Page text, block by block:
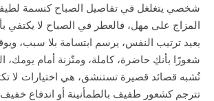
شخصي يتغلغل في تفاصيل الصباح كنسمة
المزاج على مهل، فالعطر في الصباح لا يكتفي
يعيد ترتيب النفس، يرسم ابتسامة بلا سبب،
شعورًا بأنكِ حاضرة، كاملة، ومتّزنة أمام يومك،
تُشبه قصائد قصيرة تستنشق، هي اختيارات لا
تترجم كشعور طفيف بالطمأنينة أو اندفاع